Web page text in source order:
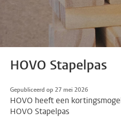
HOVO Stapelpas
Gepubliceerd op 27 mei 2026
HOVO heeft een
HOVO Stapelpas